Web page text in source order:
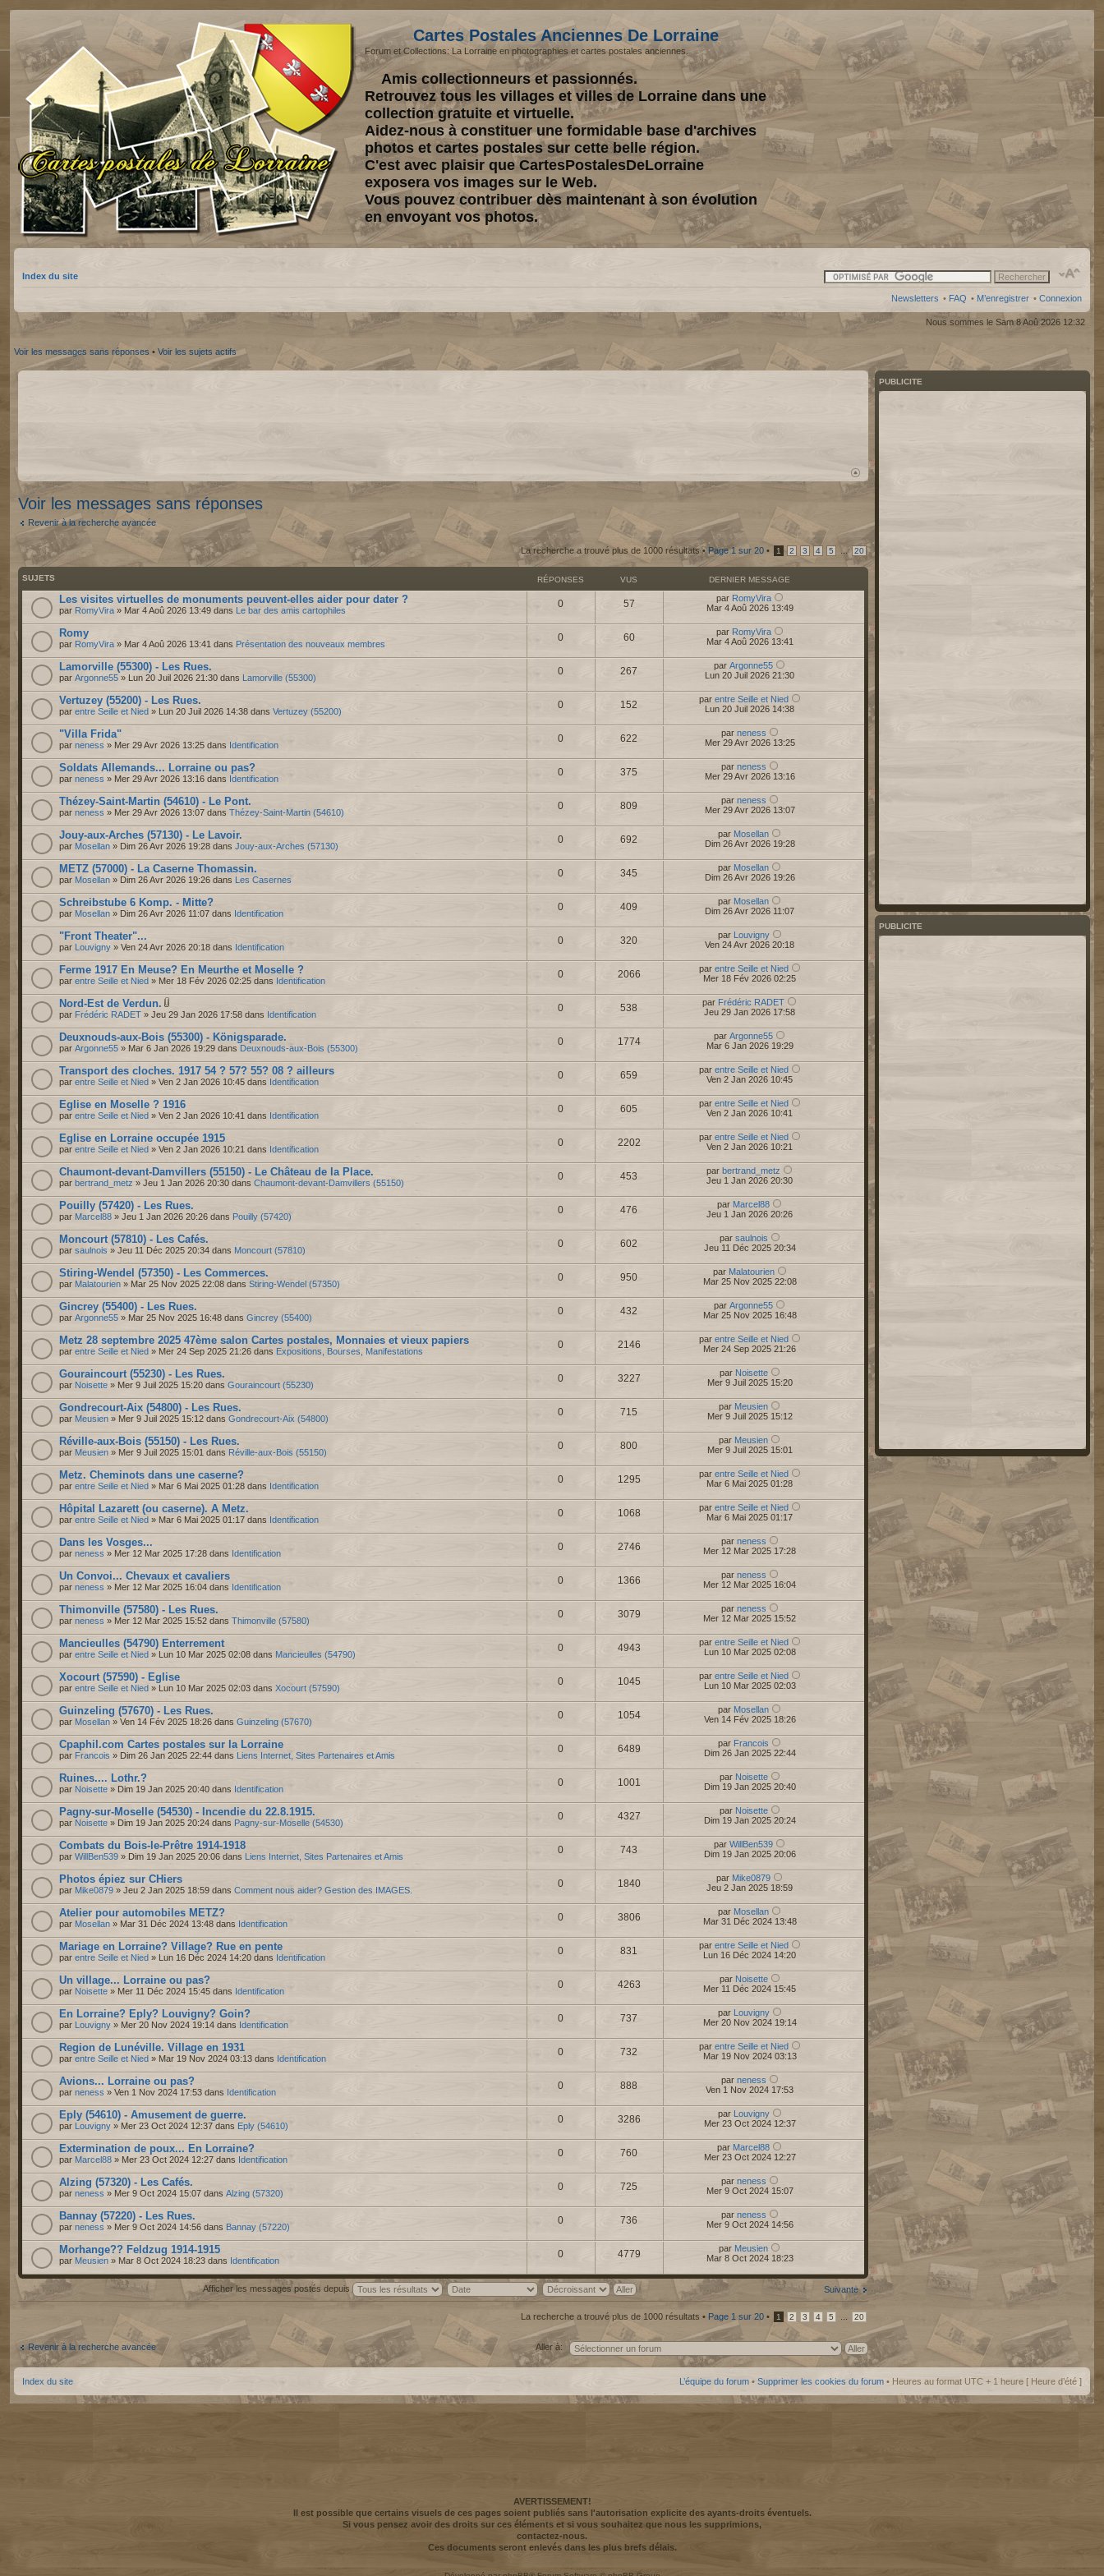
Cartes Postales Anciennes De Lorraine
Forum et Collections: La Lorraine en photographies et cartes postales anciennes.
Amis collectionneurs et passionnés.
Retrouvez tous les villages et villes de Lorraine dans une
collection gratuite et virtuelle.
Aidez-nous à constituer une formidable base d'archives
photos et cartes postales sur cette belle région.
C'est avec plaisir que CartesPostalesDeLorraine
exposera vos images sur le Web.
Vous pouvez contribuer dès maintenant à son évolution
en envoyant vos photos.
Index du site
Newsletters • FAQ • M’enregistrer • Connexion
Nous sommes le Sam 8 Aoû 2026 12:32
Voir les messages sans réponses • Voir les sujets actifs
Voir les messages sans réponses
Revenir à la recherche avancée
La recherche a trouvé plus de 1000 résultats • Page1sur 20• 1 2 3 4 5 ... 20
SUJETS RÉPONSES VUS DERNIER MESSAGE
Les visites virtuelles de monuments peuvent-elles aider pour dater ?
par RomyVira » Mar 4 Aoû 2026 13:49 dans Le bar des amis cartophiles
0 57 par RomyVira
Mar 4 Aoû 2026 13:49
Romy
par RomyVira » Mar 4 Aoû 2026 13:41 dans Présentation des nouveaux membres
0 60 par RomyVira
Mar 4 Aoû 2026 13:41
Lamorville (55300) - Les Rues.
par Argonne55 » Lun 20 Juil 2026 21:30 dans Lamorville (55300)
0 267 parArgonne55
Lun 20 Juil 2026 21:30
Vertuzey (55200) - Les Rues.
par entre Seille et Nied » Lun 20 Juil 2026 14:38 dans Vertuzey (55200)
0 152 par entre Seille et Nied
Lun 20 Juil 2026 14:38
"Villa Frida"
par neness » Mer 29 Avr 2026 13:25 dans Identification
0 622 par neness
Mer 29 Avr 2026 13:25
Soldats Allemands... Lorraine ou pas?
par neness » Mer 29 Avr 2026 13:16 dans Identification
0 375 par neness
Mer 29 Avr 2026 13:16
Thézey-Saint-Martin (54610) - Le Pont.
par neness » Mer 29 Avr 2026 13:07 dans Thézey-Saint-Martin (54610)
0 809 par neness
Mer 29 Avr 2026 13:07
Jouy-aux-Arches (57130) - Le Lavoir.
par Mosellan » Dim 26 Avr 2026 19:28 dans Jouy-aux-Arches (57130)
0 692 par Mosellan
Dim 26 Avr 2026 19:28
METZ (57000) - La Caserne Thomassin.
par Mosellan » Dim 26 Avr 2026 19:26 dans Les Casernes
0 345 par Mosellan
Dim 26 Avr 2026 19:26
Schreibstube 6 Komp. - Mitte?
par Mosellan » Dim 26 Avr 2026 11:07 dans Identification
0 409 par Mosellan
Dim 26 Avr 2026 11:07
"Front Theater"...
par Louvigny » Ven 24 Avr 2026 20:18 dans Identification
0 320 par Louvigny
Ven 24 Avr 2026 20:18
Ferme 1917 En Meuse? En Meurthe et Moselle ?
par entre Seille et Nied » Mer 18 Fév 2026 02:25 dans Identification
0 2066 par entre Seille et Nied
Mer 18 Fév 2026 02:25
Nord-Est de Verdun.
par Frédéric RADET » Jeu 29 Jan 2026 17:58 dans Identification
0 538 par Frédéric RADET
Jeu 29 Jan 2026 17:58
Deuxnouds-aux-Bois (55300) - Königsparade.
par Argonne55 » Mar 6 Jan 2026 19:29 dans Deuxnouds-aux-Bois (55300)
0 1774 parArgonne55
Mar 6 Jan 2026 19:29
Transport des cloches. 1917 54 ? 57? 55? 08 ? ailleurs
par entre Seille et Nied » Ven 2 Jan 2026 10:45 dans Identification
0 659 par entre Seille et Nied
Ven 2 Jan 2026 10:45
Eglise en Moselle ? 1916
par entre Seille et Nied » Ven 2 Jan 2026 10:41 dans Identification
0 605 par entre Seille et Nied
Ven 2 Jan 2026 10:41
Eglise en Lorraine occupée 1915
par entre Seille et Nied » Ven 2 Jan 2026 10:21 dans Identification
0 2202 par entre Seille et Nied
Ven 2 Jan 2026 10:21
Chaumont-devant-Damvillers (55150) - Le Château de la Place.
par bertrand_metz » Jeu 1 Jan 2026 20:30 dans Chaumont-devant-Damvillers (55150)
0 453 parbertrand_metz
Jeu 1 Jan 2026 20:30
Pouilly (57420) - Les Rues.
par Marcel88 » Jeu 1 Jan 2026 20:26 dans Pouilly (57420)
0 476 par Marcel88
Jeu 1 Jan 2026 20:26
Moncourt (57810) - Les Cafés.
par saulnois » Jeu 11 Déc 2025 20:34 dans Moncourt (57810)
0 602 par saulnois
Jeu 11 Déc 2025 20:34
Stiring-Wendel (57350) - Les Commerces.
par Malatourien » Mar 25 Nov 2025 22:08 dans Stiring-Wendel (57350)
0 950 par Malatourien
Mar 25 Nov 2025 22:08
Gincrey (55400) - Les Rues.
par Argonne55 » Mar 25 Nov 2025 16:48 dans Gincrey (55400)
0 432 parArgonne55
Mar 25 Nov 2025 16:48
Metz 28 septembre 2025 47ème salon Cartes postales, Monnaies et vieux papiers
par entre Seille et Nied » Mer 24 Sep 2025 21:26 dans Expositions, Bourses, Manifestations
0 2146 par entre Seille et Nied
Mer 24 Sep 2025 21:26
Gouraincourt (55230) - Les Rues.
par Noisette » Mer 9 Juil 2025 15:20 dans Gouraincourt (55230)
0 3227 par Noisette
Mer 9 Juil 2025 15:20
Gondrecourt-Aix (54800) - Les Rues.
par Meusien » Mer 9 Juil 2025 15:12 dans Gondrecourt-Aix (54800)
0 715 par Meusien
Mer 9 Juil 2025 15:12
Réville-aux-Bois (55150) - Les Rues.
par Meusien » Mer 9 Juil 2025 15:01 dans Réville-aux-Bois (55150)
0 800 par Meusien
Mer 9 Juil 2025 15:01
Metz. Cheminots dans une caserne?
par entre Seille et Nied » Mar 6 Mai 2025 01:28 dans Identification
0 1295 par entre Seille et Nied
Mar 6 Mai 2025 01:28
Hôpital Lazarett (ou caserne). A Metz.
par entre Seille et Nied » Mar 6 Mai 2025 01:17 dans Identification
0 1068 par entre Seille et Nied
Mar 6 Mai 2025 01:17
Dans les Vosges...
par neness » Mer 12 Mar 2025 17:28 dans Identification
0 2746 par neness
Mer 12 Mar 2025 17:28
Un Convoi... Chevaux et cavaliers
par neness » Mer 12 Mar 2025 16:04 dans Identification
0 1366 par neness
Mer 12 Mar 2025 16:04
Thimonville (57580) - Les Rues.
par neness » Mer 12 Mar 2025 15:52 dans Thimonville (57580)
0 3079 par neness
Mer 12 Mar 2025 15:52
Mancieulles (54790) Enterrement
par entre Seille et Nied » Lun 10 Mar 2025 02:08 dans Mancieulles (54790)
0 4943 par entre Seille et Nied
Lun 10 Mar 2025 02:08
Xocourt (57590) - Eglise
par entre Seille et Nied » Lun 10 Mar 2025 02:03 dans Xocourt (57590)
0 1045 par entre Seille et Nied
Lun 10 Mar 2025 02:03
Guinzeling (57670) - Les Rues.
par Mosellan » Ven 14 Fév 2025 18:26 dans Guinzeling (57670)
0 1054 par Mosellan
Ven 14 Fév 2025 18:26
Cpaphil.com Cartes postales sur la Lorraine
par Francois » Dim 26 Jan 2025 22:44 dans Liens Internet, Sites Partenaires et Amis
0 6489 par Francois
Dim 26 Jan 2025 22:44
Ruines.... Lothr.?
par Noisette » Dim 19 Jan 2025 20:40 dans Identification
0 1001 par Noisette
Dim 19 Jan 2025 20:40
Pagny-sur-Moselle (54530) - Incendie du 22.8.1915.
par Noisette » Dim 19 Jan 2025 20:24 dans Pagny-sur-Moselle (54530)
0 4327 par Noisette
Dim 19 Jan 2025 20:24
Combats du Bois-le-Prêtre 1914-1918
par WillBen539 » Dim 19 Jan 2025 20:06 dans Liens Internet, Sites Partenaires et Amis
0 743 parWillBen539
Dim 19 Jan 2025 20:06
Photos épiez sur CHiers
par Mike0879 » Jeu 2 Jan 2025 18:59 dans Comment nous aider? Gestion des IMAGES.
0 1840 par Mike0879
Jeu 2 Jan 2025 18:59
Atelier pour automobiles METZ?
par Mosellan » Mar 31 Déc 2024 13:48 dans Identification
0 3806 par Mosellan
Mar 31 Déc 2024 13:48
Mariage en Lorraine? Village? Rue en pente
par entre Seille et Nied » Lun 16 Déc 2024 14:20 dans Identification
0 831 par entre Seille et Nied
Lun 16 Déc 2024 14:20
Un village... Lorraine ou pas?
par Noisette » Mer 11 Déc 2024 15:45 dans Identification
0 4263 par Noisette
Mer 11 Déc 2024 15:45
En Lorraine? Eply? Louvigny? Goin?
par Louvigny » Mer 20 Nov 2024 19:14 dans Identification
0 737 par Louvigny
Mer 20 Nov 2024 19:14
Region de Lunéville. Village en 1931
par entre Seille et Nied » Mar 19 Nov 2024 03:13 dans Identification
0 732 par entre Seille et Nied
Mar 19 Nov 2024 03:13
Avions... Lorraine ou pas?
par neness » Ven 1 Nov 2024 17:53 dans Identification
0 888 par neness
Ven 1 Nov 2024 17:53
Eply (54610) - Amusement de guerre.
par Louvigny » Mer 23 Oct 2024 12:37 dans Eply (54610)
0 3286 par Louvigny
Mer 23 Oct 2024 12:37
Extermination de poux... En Lorraine?
par Marcel88 » Mer 23 Oct 2024 12:27 dans Identification
0 760 par Marcel88
Mer 23 Oct 2024 12:27
Alzing (57320) - Les Cafés.
par neness » Mer 9 Oct 2024 15:07 dans Alzing (57320)
0 725 par neness
Mer 9 Oct 2024 15:07
Bannay (57220) - Les Rues.
par neness » Mer 9 Oct 2024 14:56 dans Bannay (57220)
0 736 par neness
Mer 9 Oct 2024 14:56
Morhange?? Feldzug 1914-1915
par Meusien » Mar 8 Oct 2024 18:23 dans Identification
0 4779 par Meusien
Mar 8 Oct 2024 18:23
Suivante
Afficher les messages postés depuis
La recherche a trouvé plus de 1000 résultats • Page 1 sur 20• 1 2 3 4 5 20
Revenir à la recherche avancée Aller à:
PUBLICITE
PUBLICITE
Index du site L’équipe du forum • Supprimer les cookies du forum • Heures au format UTC + 1 heure [ Heure d’été ]
AVERTISSEMENT!
Il est possible que certains visuels de ces pages soient publiés sans l'autorisation explicite des ayants-droits éventuels.
Si vous pensez avoir des droits sur ces éléments et si vous souhaitez que nous les supprimions,
contactez-nous.
Ces documents seront enlevés dans les plus brefs délais.